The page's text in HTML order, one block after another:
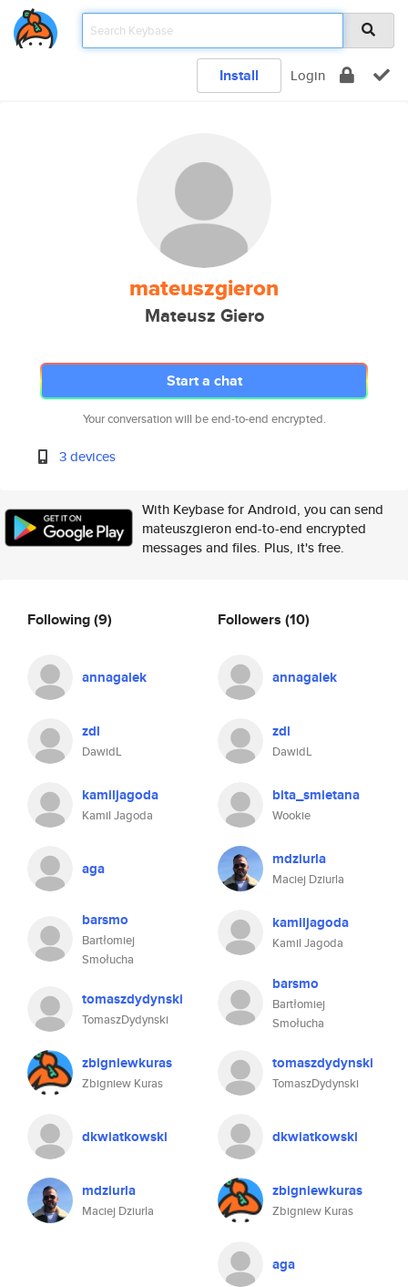
Install Login
mateuszgieron
Mateusz Giero
Start a chat
Your conversation will be end-to-end encrypted.
3 devices
With Keybase for Android, you can send
mateuszgieron end-to-end encrypted
messages and files. Plus, it's free.
Following(9)
annagalek
zdl
DawidL
kamiljagoda
Kamil Jagoda
aga
barsmo
Bartłomiej
Smołucha
tomaszdydynski
TomaszDydynski
zbigniewkuras
Zbigniew Kuras
dkwiatkowski
mdziurla
Maciej Dziurla
Followers (10)
annagalek
zdl
DawidL
bita_smietana
Wookie
mdziurla
Maciej Dziurla
kamiljagoda
Kamil Jagoda
barsmo
Bartłomiej
Smołucha
tomaszdydynski
TomaszDydynski
dkwiatkowski
zbigniewkuras
Zbigniew Kuras
aga